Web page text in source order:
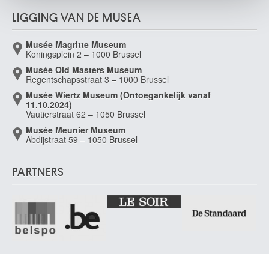
LIGGING VAN DE MUSEA
Musée Magritte Museum
Koningsplein 2 – 1000 Brussel
Musée Old Masters Museum
Regentschapsstraat 3 – 1000 Brussel
Musée Wiertz Museum (Ontoegankelijk vanaf
11.10.2024)
Vautierstraat 62 – 1050 Brussel
Musée Meunier Museum
Abdijstraat 59 – 1050 Brussel
PARTNERS